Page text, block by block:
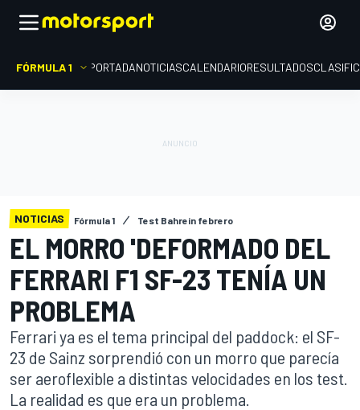
FÓRMULA 1 PORTADANOTICIASCALENDARIORESULTADOS
NOTICIAS Fórmula 1 Test Bahrein febrero
EL MORRO 'DEFORMADO DEL
FERRARI F1 SF-23 TENÍA UN
PROBLEMA
Ferrari ya es el tema principal del paddock: el SF-
23 de Sainz sorprendió con un morro que parecía
ser aeroflexible a distintas velocidades en los test.
La realidad es que era un problema.